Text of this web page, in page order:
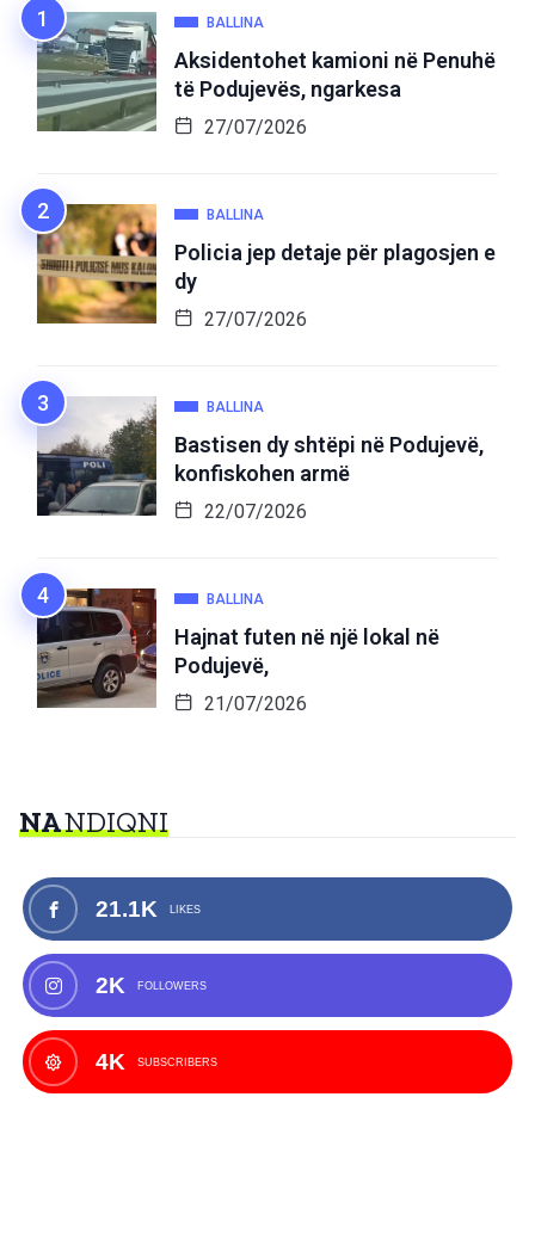
BALLINA
Aksidentohet kamioni në Penuhë
të Podujevës, ngarkesa
27/07/2026
BALLINA
Policia jep detaje për plagosjen e
dy
27/07/2026
BALLINA
Bastisen dy shtëpi në Podujevë,
konfiskohen armë
22/07/2026
BALLINA
Hajnat futen në një lokal në
Podujevë,
21/07/2026
NANDIQNI
21.1K LIKES
2K FOLLOWERS
4K SUBSCRIBERS